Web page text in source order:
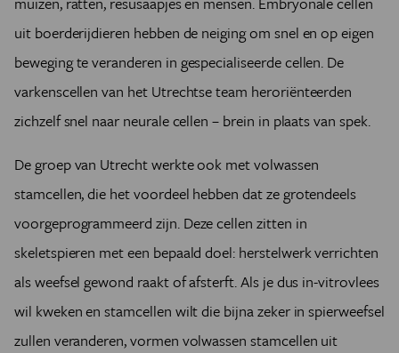
uit boerderijdieren hebben de neiging om snel en op eigen
beweging te veranderen in gespecialiseerde cellen. De
varkenscellen van het Utrechtse team heroriënteerden
zichzelf snel naar neurale cellen – brein in plaats van spek.
De groep van Utrecht werkte ook met volwassen
stamcellen, die het voordeel hebben dat ze grotendeels
voorgeprogrammeerd zijn. Deze cellen zitten in
skeletspieren met een bepaald doel: herstelwerk verrichten
als weefsel gewond raakt of afsterft. Als je dus in-vitrovlees
wil kweken en stamcellen wilt die bijna zeker in spierweefsel
zullen veranderen, vormen volwassen stamcellen uit